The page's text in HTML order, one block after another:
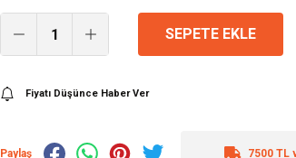
SEPETE EKLE
Fiyatı Düşünce Haber Ver
Paylaş 7500 TL